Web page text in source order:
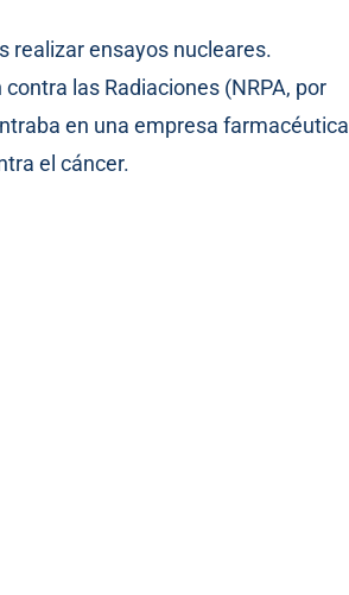
realizar ensayos nucleares.
las Radiaciones (NRPA, por
en una empresa farmacéutica
el cáncer.